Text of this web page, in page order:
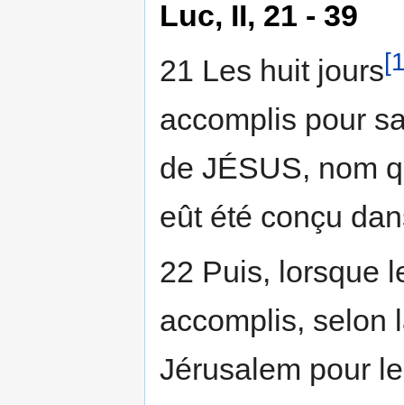
Luc, II, 21 - 39
21 Les huit jours
accomplis pour
de JÉSUS, nom
eût été conçu
22 Puis, lorsque
accomplis, selon
Jérusalem pour